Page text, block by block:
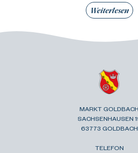
Weiterlesen
MARKT GOLDBACH
SACHSENHAUSEN
63773 GOLDBACH
TELEFON